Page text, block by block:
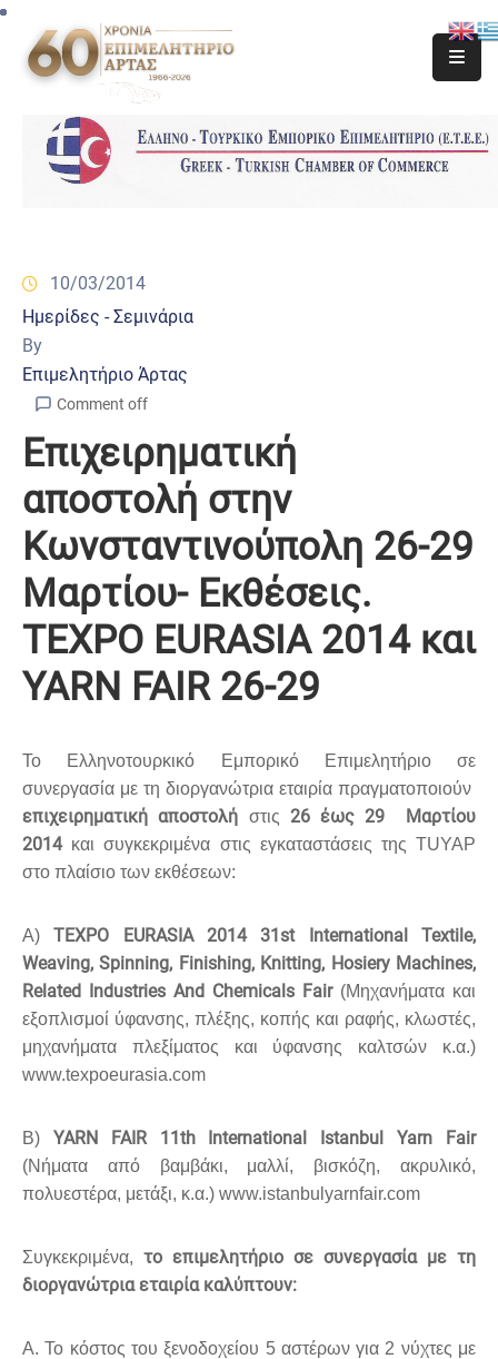
10/03/2014
Ημερίδες - Σεμινάρια
By
Επιμελητήριο Άρτας
Comment off
Επιχειρηματική
αποστολή στην
Κωνσταντινούπολη 26-29
Μαρτίου- Εκθέσεις.
TEXPO EURASIA 2014 και
YARN FAIR 26-29
Το Ελληνοτουρκικό Εμπορικό Επιμελητήριο σε
συνεργασία με τη διοργανώτρια εταιρία πραγματοποιούν
επιχειρηματική αποστολή στις 26 έως 29 Μαρτίου
2014και συγκεκριμένα στις εγκαταστάσεις της TUYAP
στο πλαίσιο των εκθέσεων:
Α)TEXPO EURASIA 2014 31st International Textile,
Weaving, Spinning, Finishing, Knitting, Hosiery Machines,
Related Industries And Chemicals Fair(Μηχανήματα και
εξοπλισμοί ύφανσης, πλέξης, κοπής και ραφής, κλωστές,
μηχανήματα πλεξίματος και ύφανσης καλτσών κ.α.)
www.texpoeurasia.com
Β) YARN FAIR 11th International Istanbul Yarn Fair
(Νήματα από βαμβάκι, μαλλί, βισκόζη, ακρυλικό,
πολυεστέρα, μετάξι, κ.α.) www.istanbulyarnfair.com
Συγκεκριμένα, το επιμελητήριο σε συνεργασία με τη
διοργανώτρια εταιρία καλύπτουν:
Α. Το κόστος του ξενοδοχείου 5 αστέρων για 2 νύχτες με